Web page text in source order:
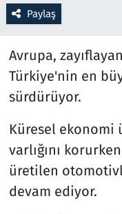
Paylaş
Avrupa,
Türkiye'nin en
sürdürüyor.
Küresel
varlığını
üretilen
devam ediyor.
Seçim 2023
Spor
Teknoloji ve
Televizyon